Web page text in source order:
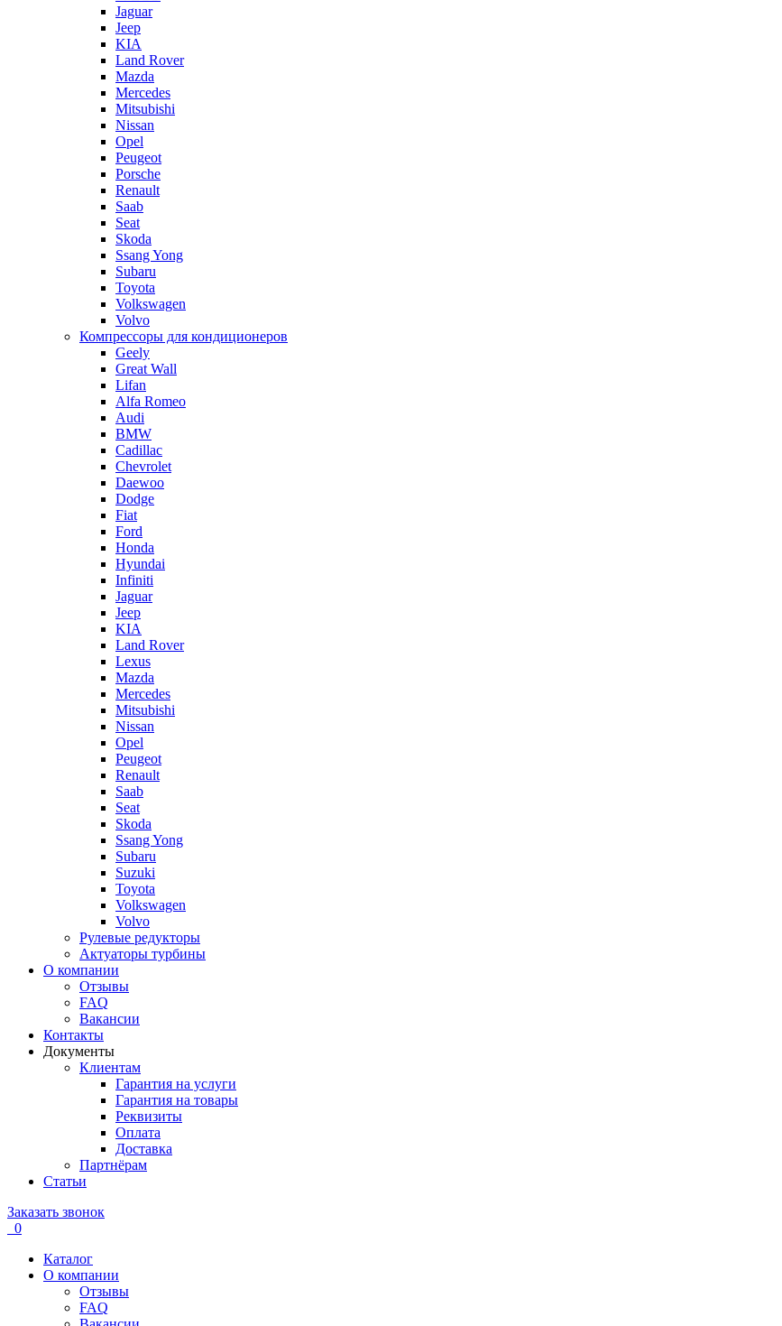
Jaguar
Jeep
KIA
Land Rover
Mazda
Mercedes
Mitsubishi
Nissan
Opel
Peugeot
Porsche
Renault
Saab
Seat
Skoda
Ssang Yong
Subaru
Toyota
Volkswagen
Volvo
Компрессоры для кондиционеров
Geely
Great Wall
Lifan
Alfa Romeo
Audi
BMW
Cadillac
Chevrolet
Daewoo
Dodge
Fiat
Ford
Honda
Hyundai
Infiniti
Jaguar
Jeep
KIA
Land Rover
Lexus
Mazda
Mercedes
Mitsubishi
Nissan
Opel
Peugeot
Renault
Saab
Seat
Skoda
Ssang Yong
Subaru
Suzuki
Toyota
Volkswagen
Volvo
Рулевые редукторы
Актуаторы турбины
О компании
Отзывы
FAQ
Вакансии
Контакты
Документы
Клиентам
Гарантия на услуги
Гарантия на товары
Реквизиты
Оплата
Доставка
Партнёрам
Статьи
Заказать звонок
0
Каталог
О компании
Отзывы
FAQ